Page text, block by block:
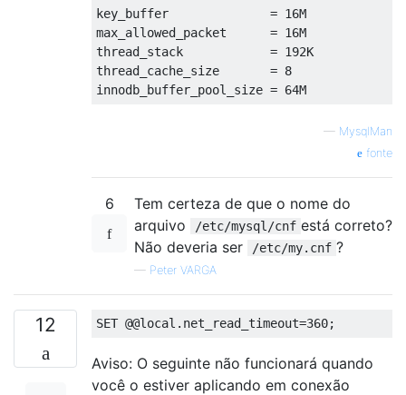
key_buffer = 16M
max_allowed_packet = 16M
thread_stack = 192K
thread_cache_size = 8
innodb_buffer_pool_size = 64M
— MysqlMan
fonte
6
Tem certeza de que o nome do
arquivo
/etc/mysql/cnf está correto?
Não deveria ser
/etc/my.cnf ?
— Peter VARGA
12 SET @@local . net_read_timeout=360;
Aviso: O seguinte não funcionará quando
você o estiver aplicando em conexão